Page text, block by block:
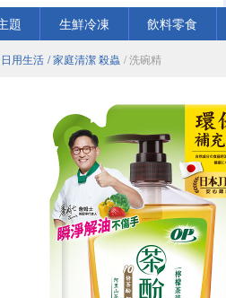
題
生鮮冷凍 飲料零食
用生活 / 家庭清潔 殺蟲 / 洗碗精